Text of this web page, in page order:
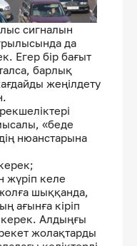
сигналын
да
Егер бір бағыт
барлық
жеңілдету
«беде
нюанстарына
жүріп келе
шыққанда,
ағынға кіріп
Алдыңғы
жолақтарды